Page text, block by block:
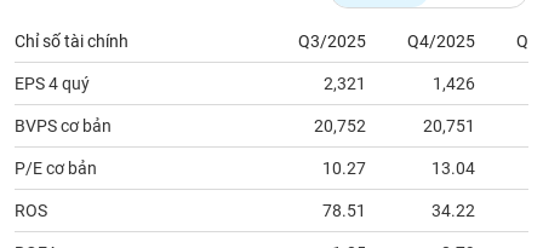
Chỉ số tài chính Q3/2025 Q4/2025
EPS 4 quý 2,321 1,426
BVPS cơ bản 20,752 20,751
P/E cơ bản 10.27 13.04
ROS 78.51 34.22